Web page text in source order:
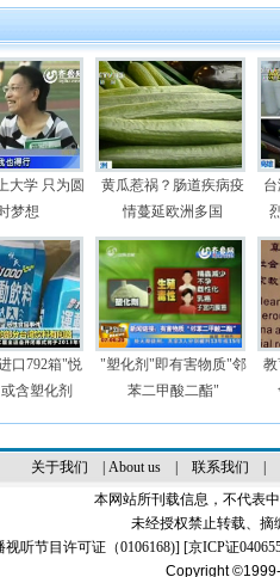
大学 只为圆
梦想
黄瓜惹祸？肠道疾病疫
情蔓延欧洲多国
口792箱"悦
含塑化剂
"塑化剂"即有害物质"邻
苯二甲酸二酯"
关于我们 About us| 联系我们
本网站所刊载信息，不代表
未经授权禁止转载、摘
视听节目许可证（0106168)] [京ICP证
Copyright